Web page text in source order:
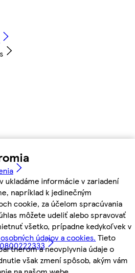
ukladáme informácie v zariadení
napríklad k jedinečným
cookie, za účelom spracúvania
môžete udeliť alebo spravovať
všetko, prípadne kedykoľvek v
údajov a cookies. Tieto
a neovplyvnia údaje o
však zmení spôsob, akým vám